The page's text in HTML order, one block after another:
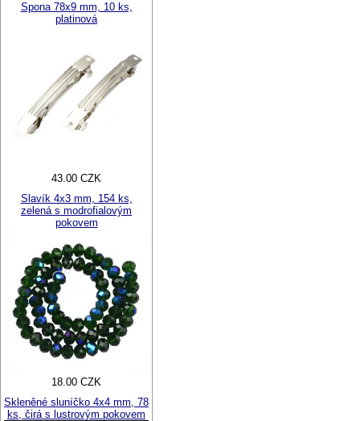
Spona 78x9 mm, 10 ks,
platinová
43.00 CZK
Slavík 4x3 mm, 154 ks,
zelená s modrofialovým
pokovem
18.00 CZK
Skleněné sluníčko 4x4 mm, 78
ks, čirá s lustrovým pokovem